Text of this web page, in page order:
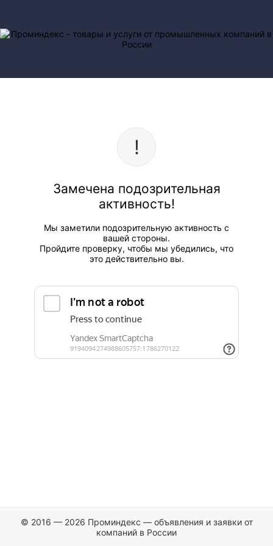
Замечена подозрительная
активность!
Мы заметили подозрительную активность с
вашей стороны.
Пройдите проверку, чтобы мы убедились, что
это действительно вы.
© 2016 — 2026 Проминдекс — объявления и заявки от
компаний в России